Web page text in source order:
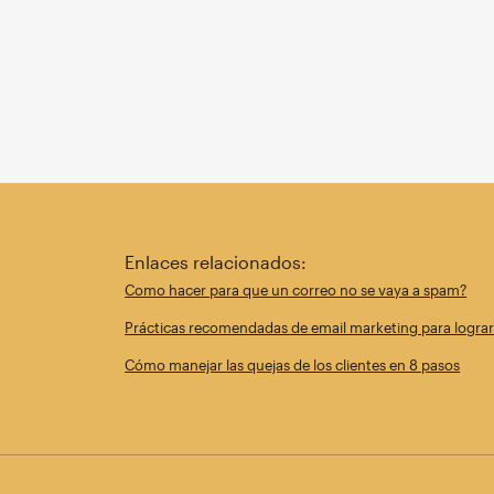
Enlaces relacionados:
Como hacer para que un correo no se vaya a spam?
Prácticas recomendadas de email marketing para
Cómo manejar las quejas de los clientes en 8 pasos